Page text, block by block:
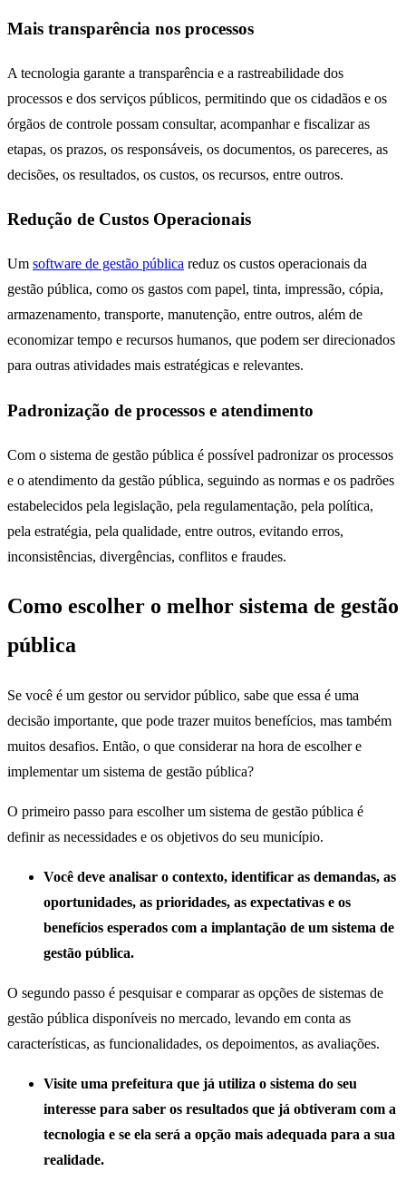
Mais transparência nos processos
A tecnologia garante a transparência e a rastreabilidade dos
processos e dos serviços públicos, permitindo que os cidadãos e os
órgãos de controle possam consultar, acompanhar e fiscalizar as
etapas, os prazos, os responsáveis, os documentos, os pareceres, as
decisões, os resultados, os custos, os recursos, entre outros.
Redução de Custos Operacionais
Um software de gestão pública reduz os custos operacionais da
gestão pública, como os gastos com papel, tinta, impressão, cópia,
armazenamento, transporte, manutenção, entre outros, além de
economizar tempo e recursos humanos, que podem ser direcionados
para outras atividades mais estratégicas e relevantes.
Padronização de processos e atendimento
Com o sistema de gestão pública é possível padronizar os processos
e o atendimento da gestão pública, seguindo as normas e os padrões
estabelecidos pela legislação, pela regulamentação, pela política,
pela estratégia, pela qualidade, entre outros, evitando erros,
inconsistências, divergências, conflitos e fraudes.
Como escolher o melhor sistema de gestão
pública
Se você é um gestor ou servidor público, sabe que essa é uma
decisão importante, que pode trazer muitos benefícios, mas também
muitos desafios. Então, o que considerar na hora de escolher e
implementar um sistema de gestão pública?
O primeiro passo para escolher um sistema de gestão pública é
definir as necessidades e os objetivos do seu município.
Você deve analisar o contexto, identificar as demandas, as
oportunidades, as prioridades, as expectativas e os
benefícios esperados com a implantação de um sistema de
gestão pública.
O segundo passo é pesquisar e comparar as opções de sistemas de
gestão pública disponíveis no mercado, levando em conta as
características, as funcionalidades, os depoimentos, as avaliações.
Visite uma prefeitura que já utiliza o sistema do seu
interesse para saber os resultados que já obtiveram com a
tecnologia e se ela será a opção mais adequada para a sua
realidade.